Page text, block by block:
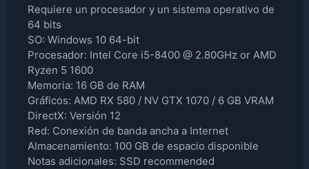
Requiere un procesador y un sistema operativo de
64 bits
SO: Windows 10 64-bit
Procesador: Intel Core i5-8400 @ 2.80GHz or AMD
Ryzen 5 1600
Memoria: 16 GB de RAM
Gráficos: AMD RX 580 / NV GTX 1070 / 6 GB VRAM
DirectX: Versión 12
Red: Conexión de banda ancha a Internet
Almacenamiento: 100 GB de espacio disponible
Notas adicionales: SSD recommended